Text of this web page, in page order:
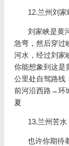
12.兰州刘家
刘家峡是黄河
急弯，然后穿过
河水，经过刘家
你能想象到这是
公里处自驾路
前河沿西路→环
夏
13.兰州苦水
也许你期待着